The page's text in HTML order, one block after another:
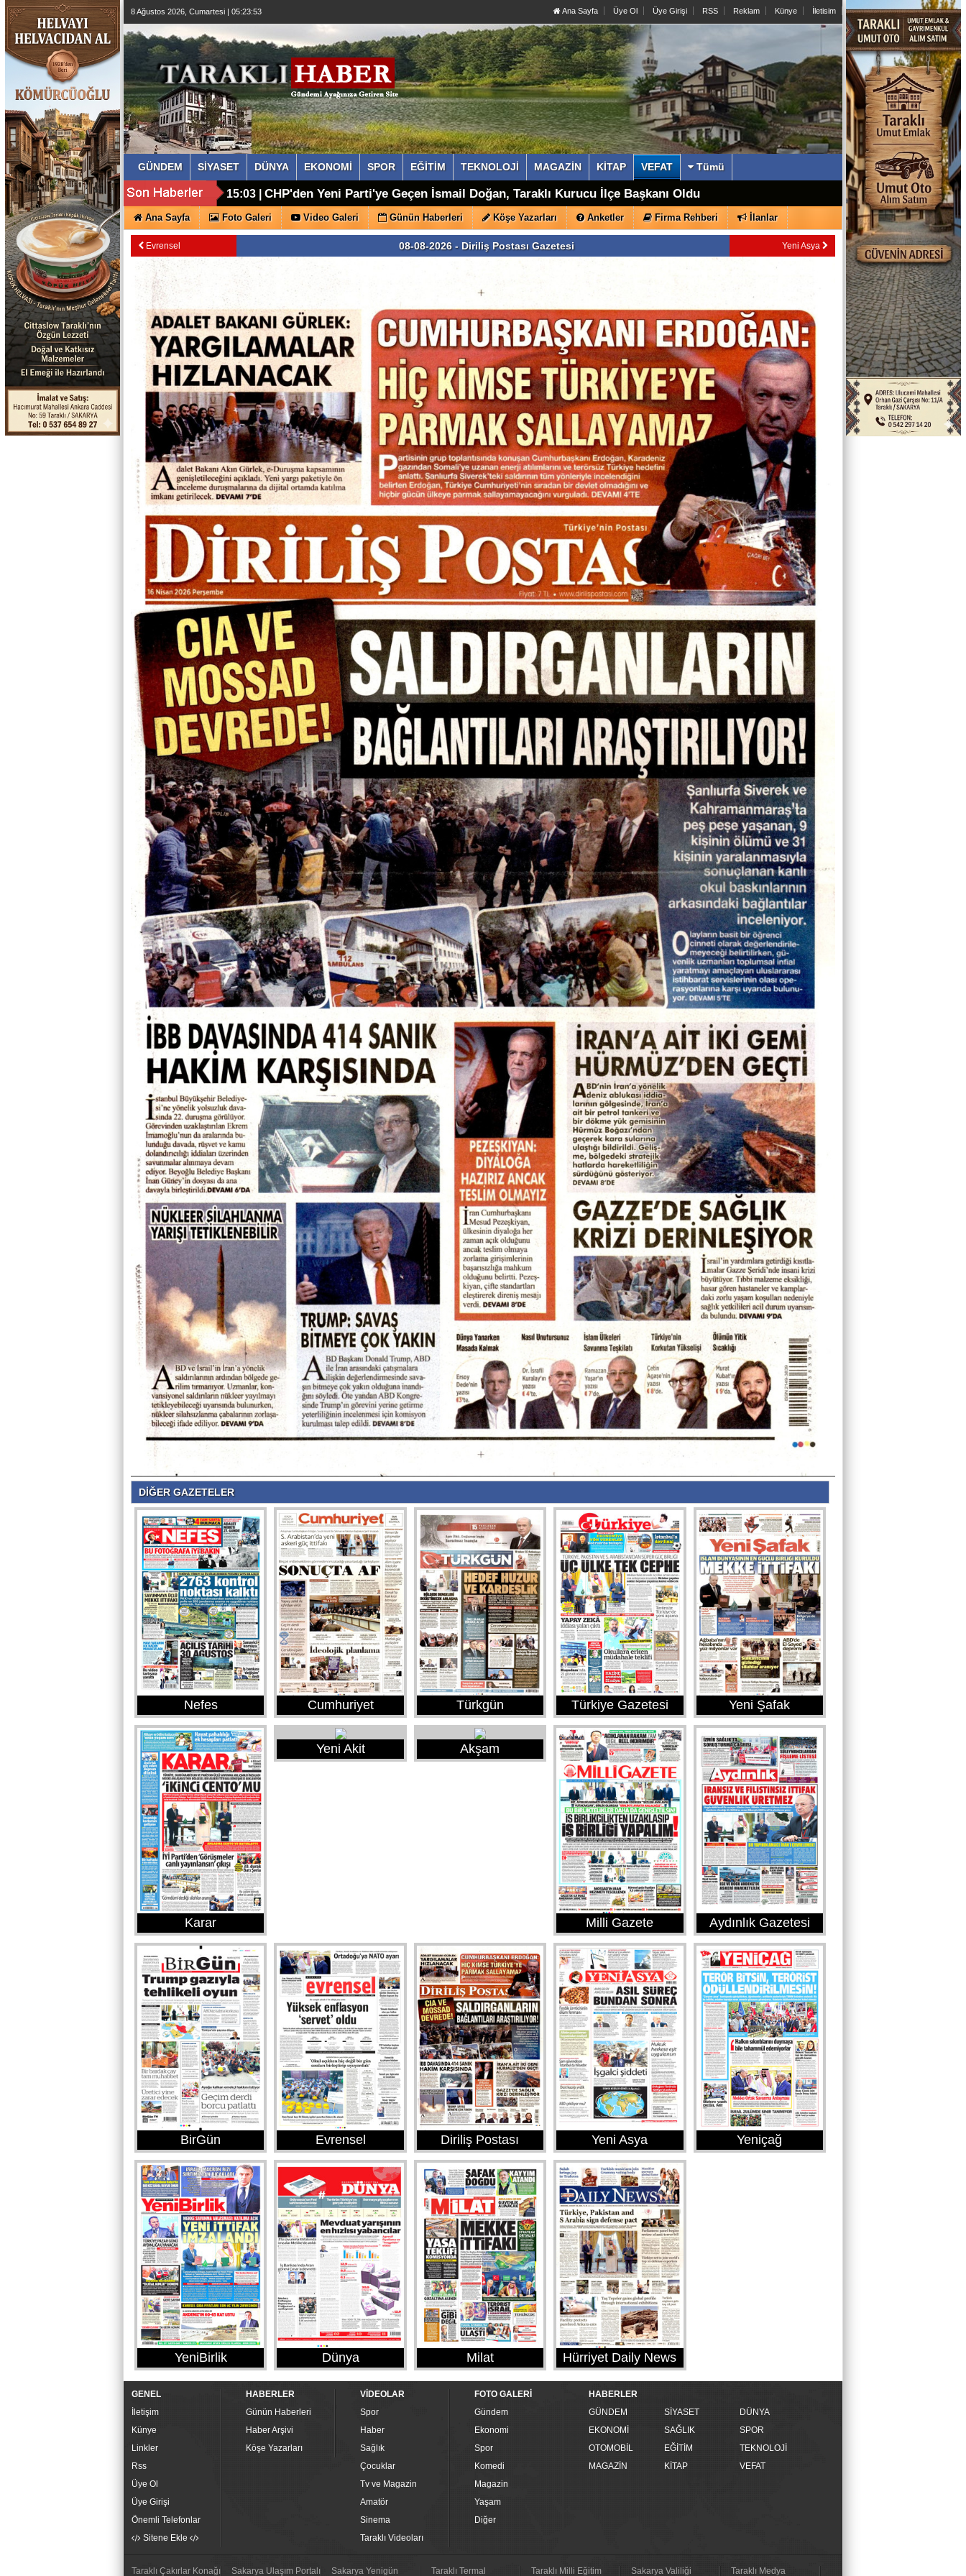
8 Ağustos 2026, Cumartesi | 05:23:55 Ana Sayfa Üye Ol Üye Girişi RSS Reklam Künye İletisim
GÜNDEM SİYASET DÜNYA EKONOMİ SPOR EĞİTİM TEKNOLOJİ MAGAZİN KİTAP VEFAT Tümü
16:11 |Taraklı'da Tarihe Tanıklık Eden Traktör Bahçede Kaderine Terk Edilmiş Duruyor
15:03 | CHP'den Yeni Parti'ye Geçen İsmail Doğan, Taraklı Kurucu İlçe Başkanı Oldu
Ana Sayfa Foto Galeri Video Galeri Günün Haberleri Köşe Yazarları Anketler Firma Rehberi İlanlar
Evrensel 08-08-2026 - Diriliş Postası Gazetesi Yeni Asya
DİĞER GAZETELER
Nefes Cumhuriyet Türkgün Türkiye Gazetesi Yeni Şafak
Karar
Yeni Akit Akşam
Milli Gazete Aydınlık Gazetesi
BirGün Evrensel Diriliş Postası Yeni Asya Yeniçağ
YeniBirlik Dünya Milat Hürriyet Daily News
GENEL
İletişim
Künye
Linkler
Rss
Üye Ol
Üye Girişi
Önemli Telefonlar
Sitene Ekle
HABERLER
Günün Haberleri
Haber Arşivi
Köşe Yazarları
VİDEOLAR
Spor
Haber
Sağlık
Çocuklar
Tv ve Magazin
Amatör
Sinema
Taraklı Videoları
FOTO GALERİ
Gündem
Ekonomi
Spor
Komedi
Magazin
Yaşam
Diğer
HABERLER
GÜNDEM
SİYASET
DÜNYA
EKONOMİ
SAĞLIK
SPOR
OTOMOBİL
EĞİTİM
TEKNOLOJİ
MAGAZİN
KİTAP VEFAT
Taraklı Çakırlar Konağı Sakarya Ulaşım Portalı Sakarya Yenigün Taraklı Termal Taraklı Milli Eğitim Sakarya Valiliği Taraklı Medya